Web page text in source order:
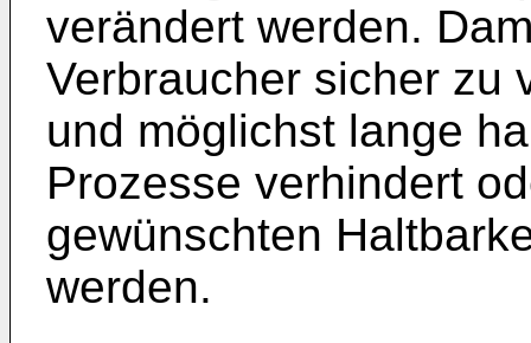
verändert werden.
Verbraucher sicher zu
und möglichst lange
Prozesse verhindert
gewünschten
werden.